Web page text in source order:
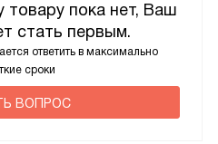
товару пока нет, Ваш
стать первым.
ответить в максимально
сроки
ВОПРОС